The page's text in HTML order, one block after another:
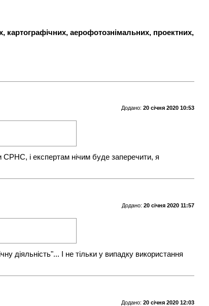
картографічних, аерофотознімальних, проектних,
Додано: 20 січня 2020 10:53
СРНС, і експертам нічим буде заперечити, я
Додано: 20 січня 2020 11:57
діяльність"... І не тільки у випадку використання
Додано: 20 січня 2020 12:03